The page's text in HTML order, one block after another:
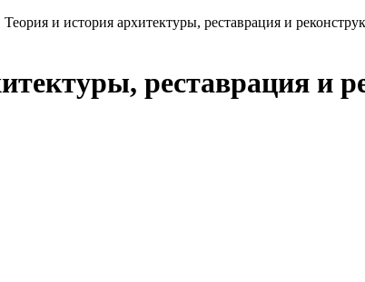
и история архитектуры, реставрация и
реставрация и